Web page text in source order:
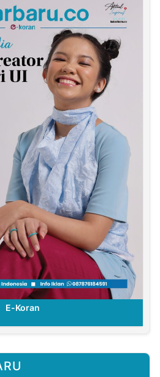
E-Koran